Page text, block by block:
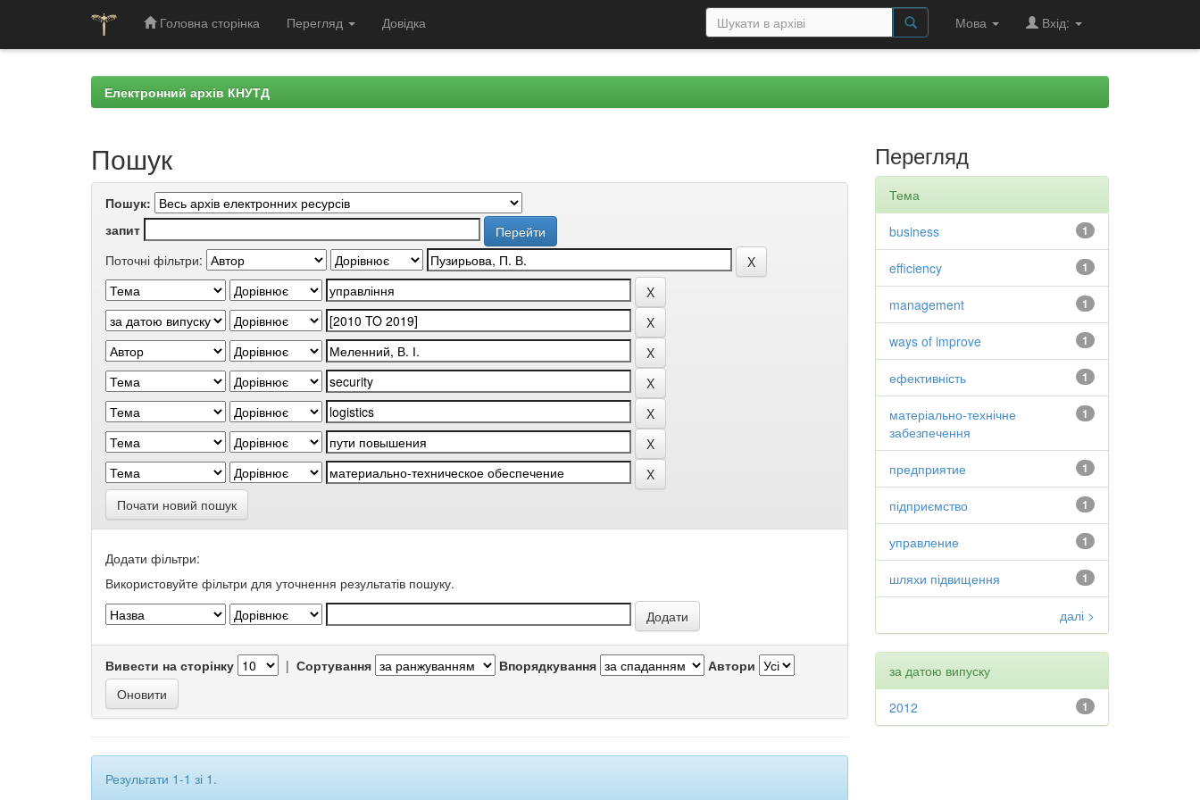
Головна сторінка Перегляд Довідка Мова Вхід:
Електронний архів КНУТД
Пошук
Пошук:
запит
Поточні фільтри:
Почати новий пошук
Додати фільтри:
Використовуйте фільтри для уточнення результатів пошуку.
Вивести на сторінку | Сортування Впорядкування Автори
Результати 1-1 зі 1.
Перегляд
Тема
1
business
1
efficiency
1
management
1
ways of improve
1
ефективність
1
матеріально-технічне
забезпечення
1
предприятие
1
підприємство
1
управление
1
шляхи підвищення
далі >
за датою випуску
1
2012